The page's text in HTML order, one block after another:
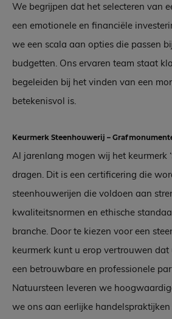
We begrijpen dat het selecteren van
een emotionele en financiële
we een scala aan opties die passen
budgetten. Ons ervaren team staat
begeleiden bij het vinden van een
betekenisvol is.
Keurmerk Steenhouwerij –
Al jarenlang mogen wij het keurmerk
dragen. Dit is een certificering die
steenhouwerijen die voldoen aan
kwaliteitsnormen en ethische
branche. Door te kiezen voor een
keurmerk kunt u erop vertrouwen
een betrouwbare en professionele
Natuursteen leveren we
we ons aan eerlijke